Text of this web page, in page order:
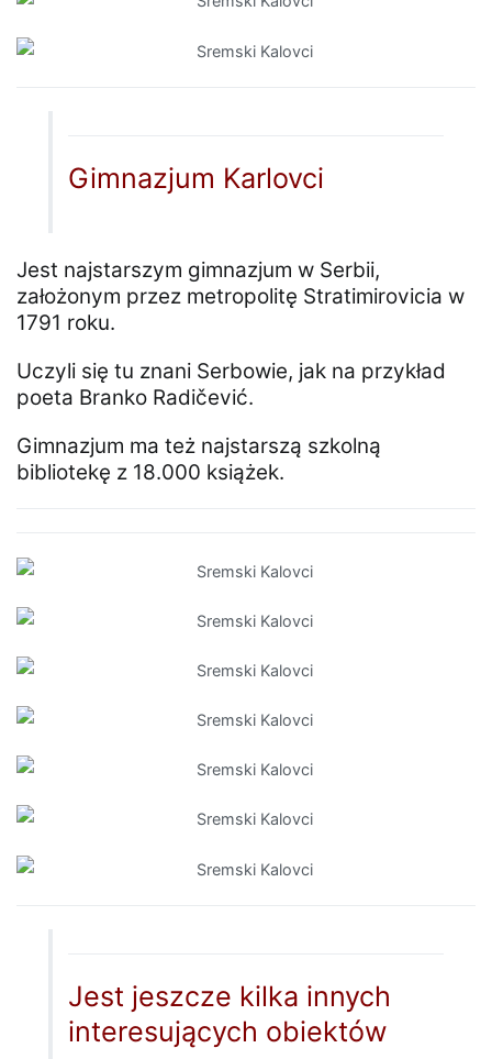
Gimnazjum Karlovci
Jest najstarszym gimnazjum w Serbii,
założonym przez metropolitę Stratimirovicia w
1791 roku.
Uczyli się tu znani Serbowie, jak na przykład
poeta Branko Radičević.
Gimnazjum ma też najstarszą szkolną
bibliotekę z 18.000 książek.
Jest jeszcze kilka innych
interesujących obiektów